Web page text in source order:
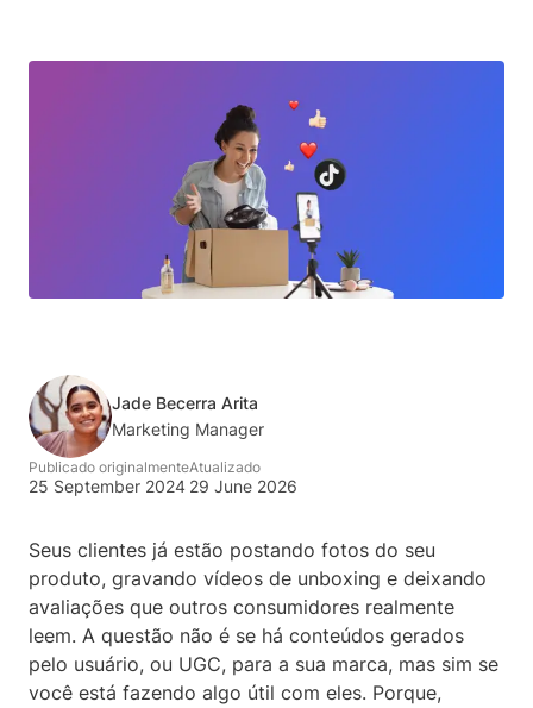
Jade Becerra Arita
Marketing Manager
Publicado originalmente
25 September 2024
Atualizado
29 June 2026
Seus clientes já estão postando fotos do seu
produto, gravando vídeos de unboxing e deixando
avaliações que outros consumidores realmente
leem. A questão não é se há conteúdos gerados
pelo usuário, ou UGC, para a sua marca, mas sim se
você está fazendo algo útil com eles. Porque,